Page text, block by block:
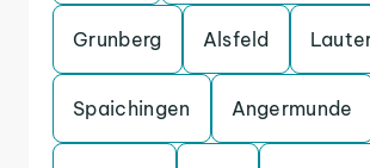
Grunberg Alsfeld
Spaichingen Angermunde